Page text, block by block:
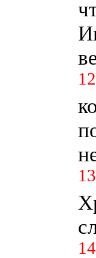
12
13
14